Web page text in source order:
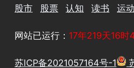
股市
股票 认知 读书 运动
网站已运行： 17年219天16
苏ICP备2021057164号-1